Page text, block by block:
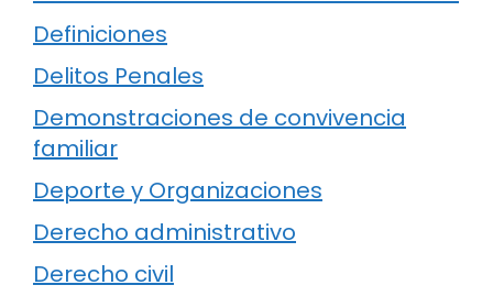
Definiciones
Delitos Penales
Demonstraciones de convivencia
familiar
Deporte y Organizaciones
Derecho administrativo
Derecho civil